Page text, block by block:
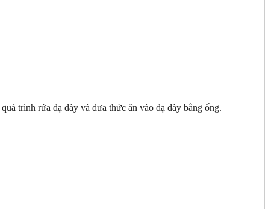
trình rửa dạ dày và đưa thức ăn vào dạ dày bằng ống.